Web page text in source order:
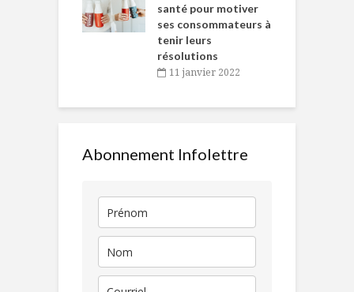
santé pour motiver
ses consommateurs à
tenir leurs
résolutions
11 janvier 2022
Abonnement Infolettre